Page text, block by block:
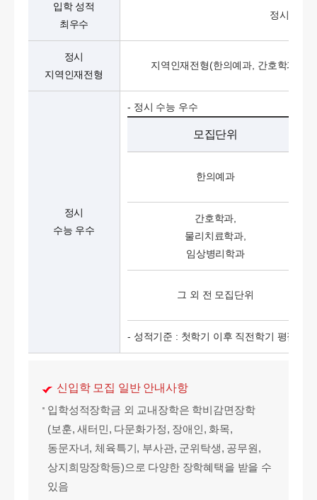
입학 성적
최우수
정시모집
정시
지역인재전형
지역인재전형(한의예과, 간호학과)
정시
수능 우수
- 정시 수능 우수
모집단위
한의예과
간호학과,
물리치료학과,
임상병리학과
그 외 전 모집단위
- 성적기준 : 첫학기 이후 직전학기 평점평
신입학 모집 일반 안내사항
입학성적장학금 외 교내장학은 학비감면장학
(보훈, 새터민, 다문화가정, 장애인, 화목,
동문자녀, 체육특기, 부사관, 군위탁생, 공무원,
상지희망장학등)으로 다양한 장학혜택을 받을 수
있음